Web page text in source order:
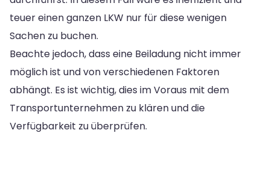
teuer einen ganzen LKW nur für diese wenigen
Sachen zu buchen.
Beachte jedoch, dass eine Beiladung nicht immer
möglich ist und von verschiedenen Faktoren
abhängt. Es ist wichtig, dies im Voraus mit dem
Transportunternehmen zu klären und die
Verfügbarkeit zu überprüfen.